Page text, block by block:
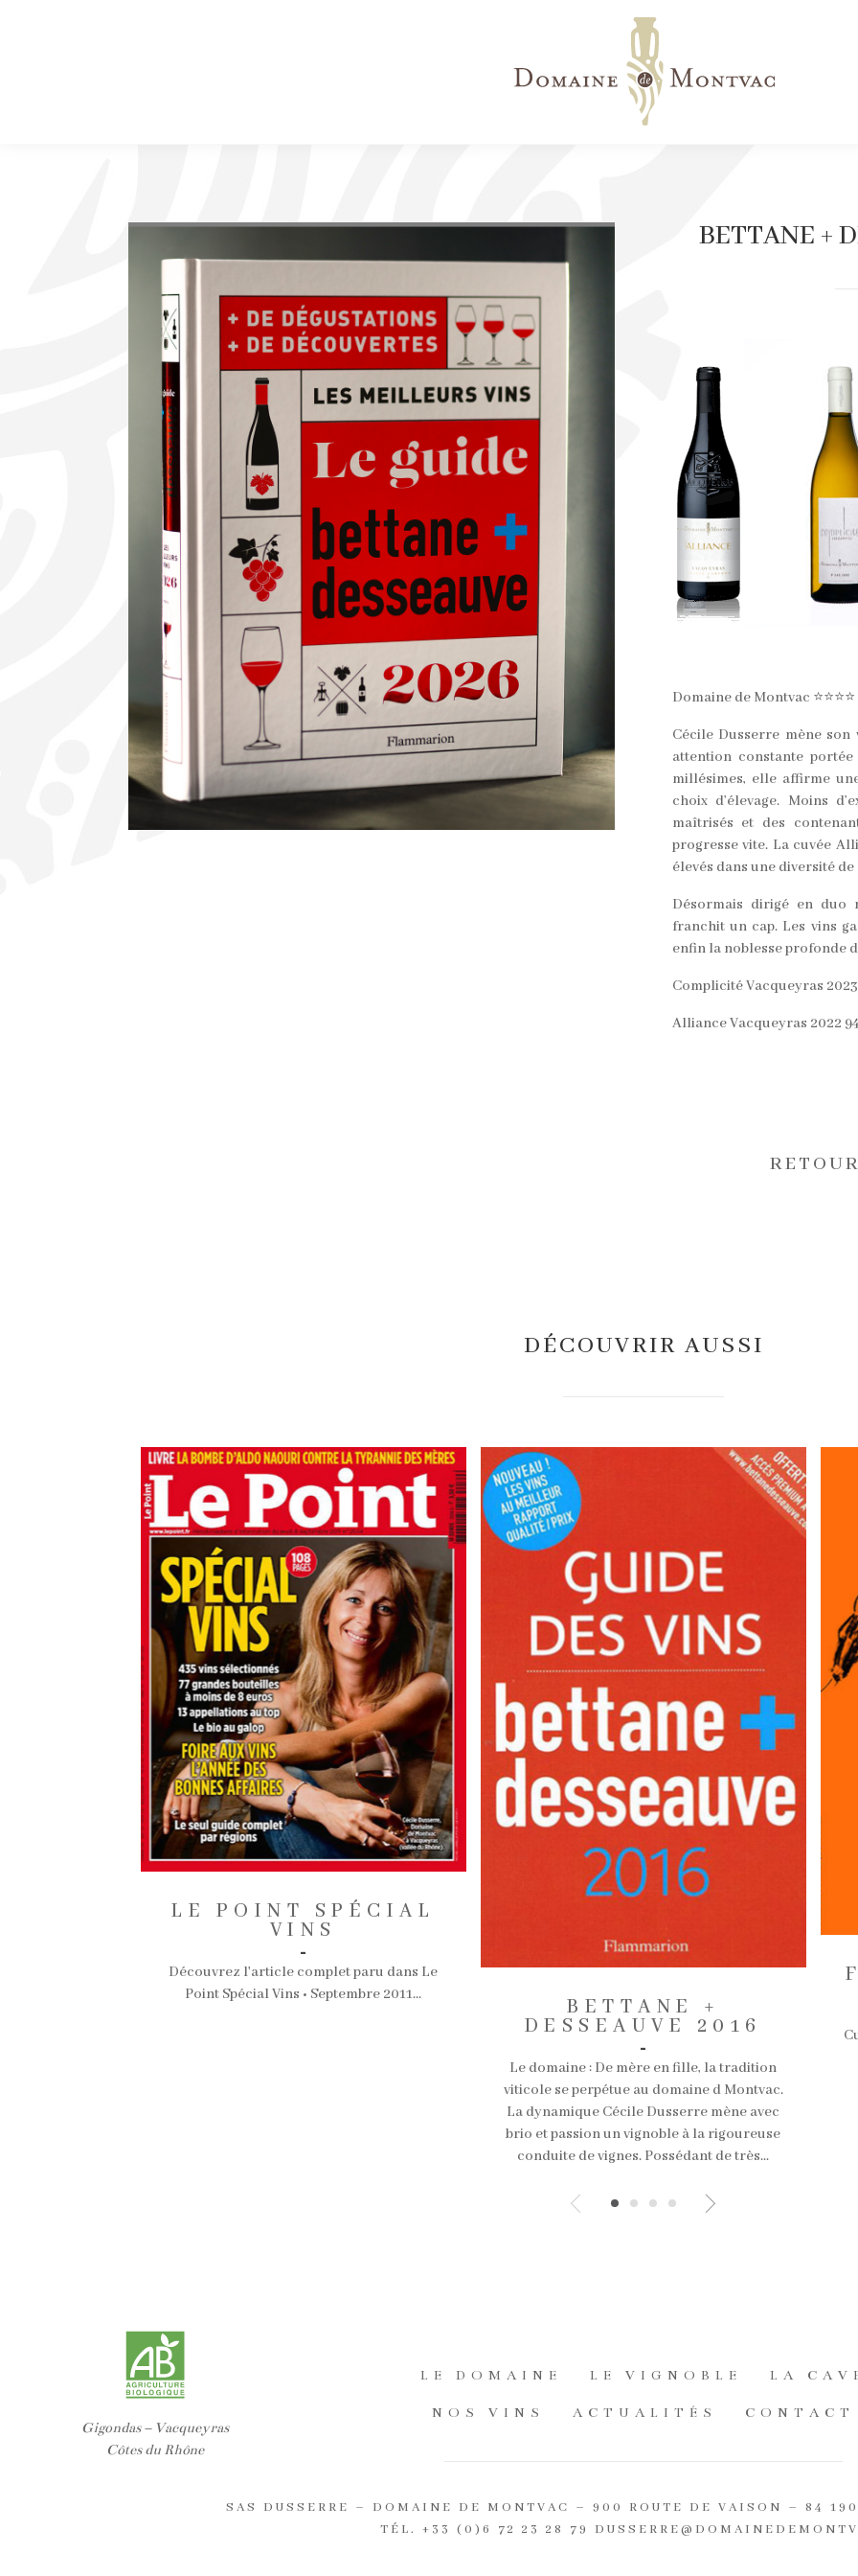
BETTANE +
Domaine de Montvac ⭐️⭐️⭐️⭐️
Cécile Dusserre mène
attention constante
millésimes, elle affirme
choix d’élevage. Moins
maîtrisés et des
progresse vite. La cuvée
élevés dans une diversité
Désormais dirigé en duo
franchit un cap. Les vins
enfin la noblesse profonde
Complicité Vacqueyras
Alliance Vacqueyras 2022
DÉCOUVRIR AUSSI
LE POINT SPÉCIAL
VINS
-
Découvrez l'article complet paru dans Le
Point Spécial Vins • Septembre 2011...
BETTANE +
DESSEAUVE 2016
-
Le domaine : De mère en fille, la tradition
viticole se perpétue au domaine d Montvac.
La dynamique Cécile Dusserre mène avec
brio et passion un vignoble à la rigoureuse
conduite de vignes. Possédant de très...
Gigondas – Vacqueyras
Côtes du Rhône
LE DOMAINE LE VIGNOBLE LA
NOS VINS ACTUALITÉS CONTACT
SAS DUSSERRE – DOMAINE DE MONTVAC – 900 ROUTE DE VAISON – 84 190
TÉL. +33 (0)6 72 23 28 79